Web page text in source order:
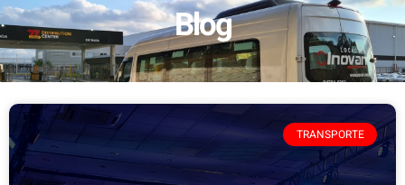
Blog
TRANSPORTE